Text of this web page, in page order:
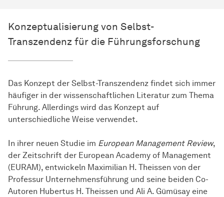
Konzeptualisierung von Selbst-
Transzendenz für die Führungsforschung
Das Konzept der Selbst-Transzendenz findet sich immer
häufiger in der wissenschaftlichen Literatur zum Thema
Führung. Allerdings wird das Konzept auf
unterschiedliche Weise verwendet.
In ihrer neuen Studie im European Management Review,
der Zeitschrift der European Academy of Management
(EURAM), entwickeln Maximilian H. Theissen von der
Professur Unternehmensführung und seine beiden Co-
Autoren Hubertus H. Theissen und Ali A. Gümüsay eine